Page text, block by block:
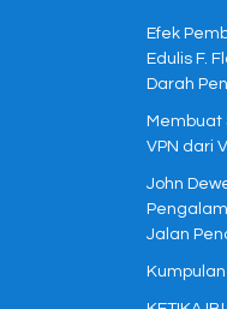
Efek
Edulis F.
Darah
Membuat
VPN dari
John
Jalan